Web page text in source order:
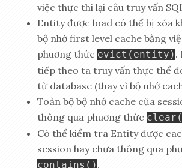
việc thực thi lại câu truy vấn
Entity được load có thể bị xóa
bộ nhớ first level cache bằng
phuơng thức evict(entity) .
tiếp theo ta truy vấn thực thể
từ database (thay vì bộ nhớ
Toàn bộ bộ nhớ cache của
thông qua phuơng thức
Có thể kiểm tra Entity được
session hay chưa thông qua
contains() .